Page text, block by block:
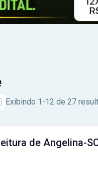
Exibindo 1-12 de 27